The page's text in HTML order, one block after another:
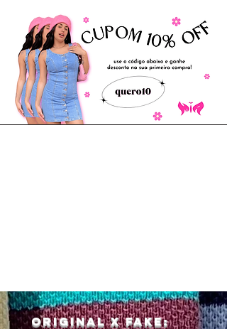
Original x Fake: